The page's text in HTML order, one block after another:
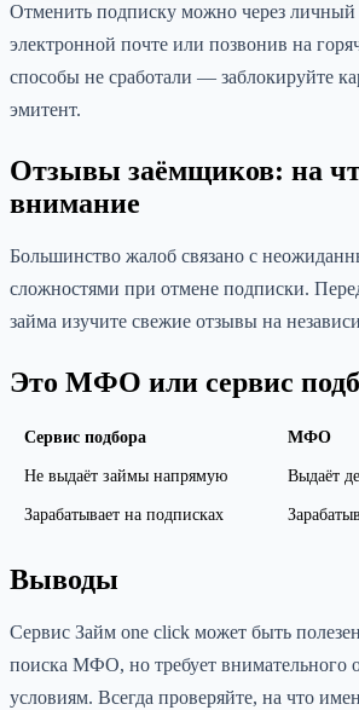
Отменить подписку можно через личный
электронной почте или позвонив на
способы не сработали — заблокируйте
эмитент.
Отзывы заёмщиков: на
внимание
Большинство жалоб связано с
сложностями при отмене подписки.
займа изучите свежие отзывы на
Это МФО или сервис
Сервис подбора МФО
Не выдаёт займы напрямую Выдаёт
Зарабатывает на подписках
Выводы
Сервис Займ one click может быть
поиска МФО, но требует внимательного
условиям. Всегда проверяйте, на что